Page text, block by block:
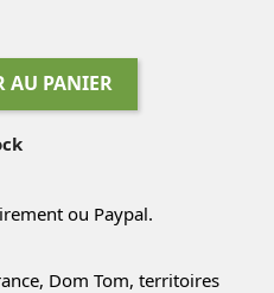
AU PANIER
ou Paypal.
Dom Tom, territoires